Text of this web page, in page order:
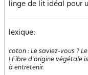
linge de lit idéal pour
lexique:
coton : Le saviez-vous ?
! Fibre d'origine végétale
à entretenir.